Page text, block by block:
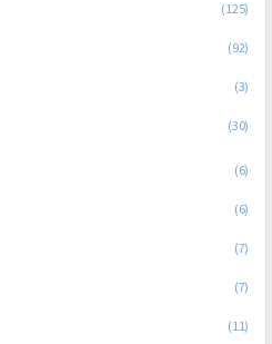
(125)
(92)
(3)
(30)
(6)
(6)
(7)
(7)
(11)